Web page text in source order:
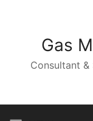
Gas
Consultant &